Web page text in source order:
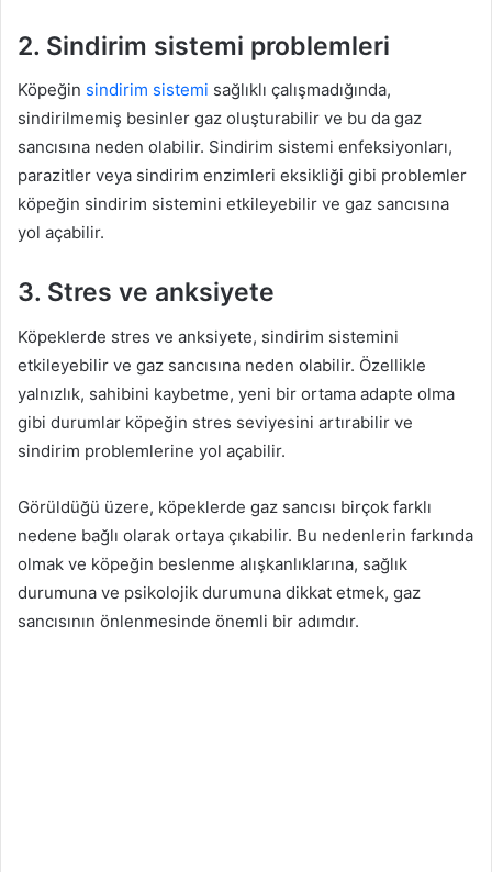
2. Sindirim sistemi problemleri
Köpeğin sindirim sistemi sağlıklı çalışmadığında,
sindirilmemiş besinler gaz oluşturabilir ve bu da gaz
sancısına neden olabilir. Sindirim sistemi enfeksiyonları,
parazitler veya sindirim enzimleri eksikliği gibi problemler
köpeğin sindirim sistemini etkileyebilir ve gaz sancısına
yol açabilir.
3. Stres ve anksiyete
Köpeklerde stres ve anksiyete, sindirim sistemini
etkileyebilir ve gaz sancısına neden olabilir. Özellikle
yalnızlık, sahibini kaybetme, yeni bir ortama adapte olma
gibi durumlar köpeğin stres seviyesini artırabilir ve
sindirim problemlerine yol açabilir.
Görüldüğü üzere, köpeklerde gaz sancısı birçok farklı
nedene bağlı olarak ortaya çıkabilir. Bu nedenlerin farkında
olmak ve köpeğin beslenme alışkanlıklarına, sağlık
durumuna ve psikolojik durumuna dikkat etmek, gaz
sancısının önlenmesinde önemli bir adımdır.